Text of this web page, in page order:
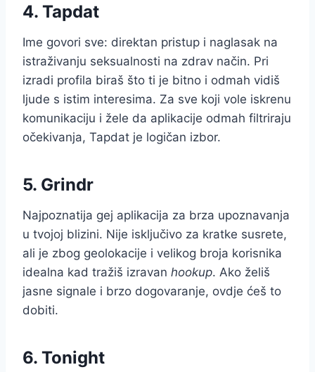
4. Tapdat
Ime govori sve: direktan pristup i naglasak na
istraživanju seksualnosti na zdrav način. Pri
izradi profila biraš što ti je bitno i odmah vidiš
ljude s istim interesima. Za sve koji vole iskrenu
komunikaciju i žele da aplikacije odmah filtriraju
očekivanja, Tapdat je logičan izbor.
5. Grindr
Najpoznatija gej aplikacija za brza upoznavanja
u tvojoj blizini. Nije isključivo za kratke susrete,
ali je zbog geolokacije i velikog broja korisnika
idealna kad tražiš izravan hookup. Ako želiš
jasne signale i brzo dogovaranje, ovdje ćeš to
dobiti.
6. Tonight